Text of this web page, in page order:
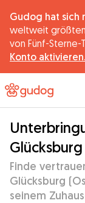
Gudog hat sich
weltweit
von Fünf-Sterne-
Konto aktivieren.
Finde
Glücksburg
seinem